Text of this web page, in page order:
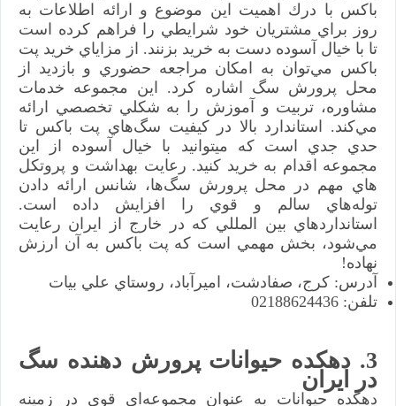
باكس با درك اهميت اين موضوع و ارائه اطلاعات به
روز براي مشتريان خود شرايطي را فراهم كرده است
تا با خيال آسوده دست به خريد بزنند. از مزاياي خريد پت
باكس مي‌توان به امكان مراجعه حضوري و بازديد از
محل پرورش سگ اشاره كرد. اين مجموعه خدمات
مشاوره، تربيت و آموزش را به شكلي تخصصي ارائه
مي‌كند. استاندارد بالا در كيفيت سگ‌هاي پت باكس تا
حدي جدي است كه ميتوانيد با خيال آسوده از اين
مجموعه اقدام به خريد كنيد. رعايت بهداشت و پروتكل
هاي مهم در محل پرورش سگ‌ها، شانس ارائه دادن
توله‌هاي سالم و قوي را افزايش داده است.
استانداردهاي بين المللي كه در خارج از ايران رعايت
مي‌شود، بخش مهمي است كه پت باكس به آن ارزش
نهاده!
آدرس: كرج، صفادشت، اميرآباد، روستاي علي بيات
تلفن: 02188624436
3. دهكده حيوانات پرورش دهنده سگ
در ايران
دهكده حيوانات به عنوان مجموعه‌اي قوي در زمينه